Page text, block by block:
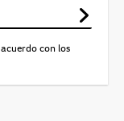
con los